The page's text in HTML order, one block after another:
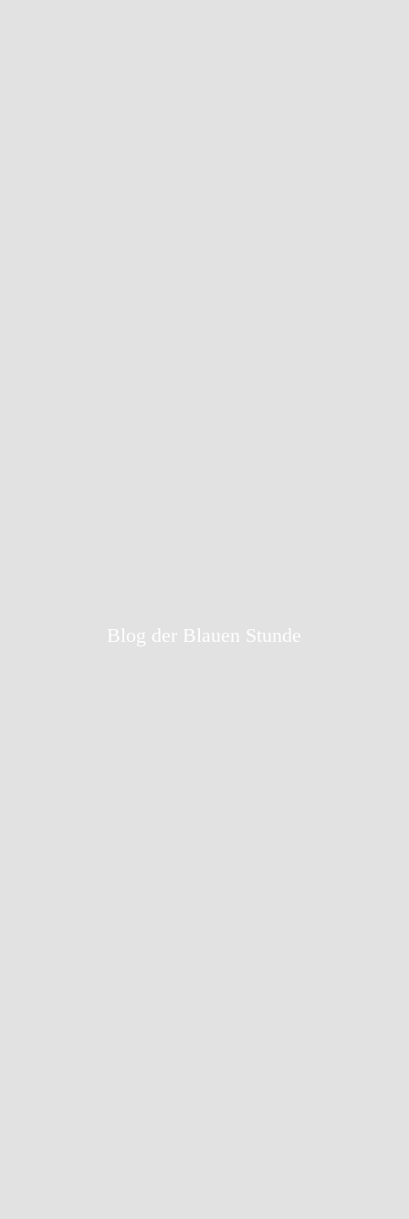
Blog der Blauen Stunde